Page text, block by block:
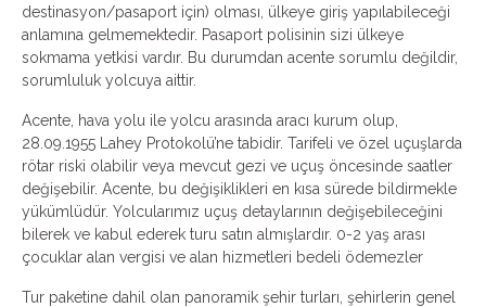
destinasyon/pasaport için) olması, ülkeye giriş yapılabileceği
anlamına gelmemektedir. Pasaport polisinin sizi ülkeye
sokmama yetkisi vardır. Bu durumdan acente sorumlu değildir,
sorumluluk yolcuya aittir.
Acente, hava yolu ile yolcu arasında aracı kurum olup,
28.09.1955 Lahey Protokolü’ne tabidir. Tarifeli ve özel uçuşlarda
rötar riski olabilir veya mevcut gezi ve uçuş öncesinde saatler
değişebilir. Acente, bu değişiklikleri en kısa sürede bildirmekle
yükümlüdür. Yolcularımız uçuş detaylarının değişebileceğini
bilerek ve kabul ederek turu satın almışlardır. 0-2 yaş arası
çocuklar alan vergisi ve alan hizmetleri bedeli ödemezler
Tur paketine dahil olan panoramik şehir turları, şehirlerin genel